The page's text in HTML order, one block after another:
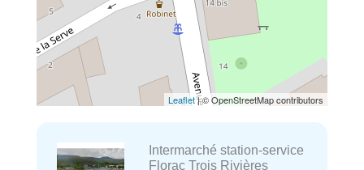
Leaflet| © OpenStreetMap contributors
Intermarché station-service
Florac Trois Rivières